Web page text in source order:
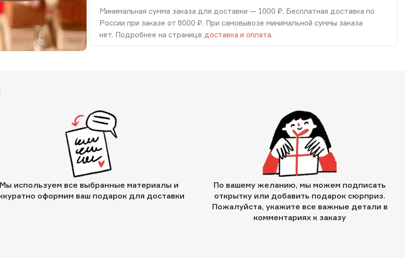
Минимальная сумма заказа для доставки — 1000 ₽. Бесплатная доставка по
России при заказе от 8000 ₽. При самовывозе минимальной суммы заказа
нет. Подробнее на странице доставка и оплата.
Мы используем все выбранные материалы и
оформим ваш подарок для доставки
По вашему желанию, мы можем подписать
открытку или добавить подарок сюрприз.
Пожалуйста, укажите все важные детали в
комментариях к заказу